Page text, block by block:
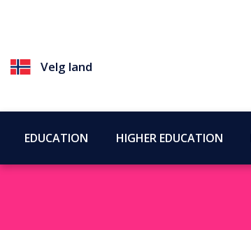
Velg land
EDUCATION HIGHER EDUCATION